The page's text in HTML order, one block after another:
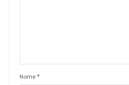
Nome *